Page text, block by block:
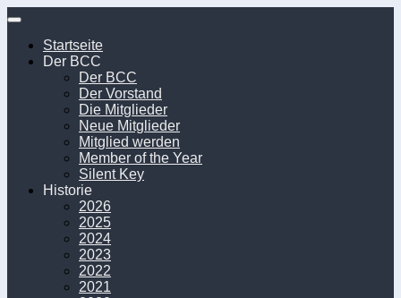
Unter
Inhalt
Startseite
Der BCC
Der BCC
Der Vorstand
Die Mitglieder
Neue Mitglieder
Mitglied werden
Member of the Year
Silent Key
Historie
2026
2025
2024
2023
2022
2021